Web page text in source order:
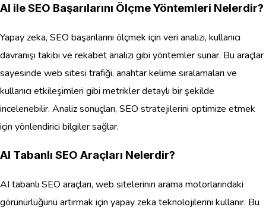
AI ile SEO Başarılarını Ölçme Yöntemleri Nelerdir?
Yapay zeka, SEO başarılarını ölçmek için veri analizi, kullanıcı
davranışı takibi ve rekabet analizi gibi yöntemler sunar. Bu araçlar
sayesinde web sitesi trafiği, anahtar kelime sıralamaları ve
kullanıcı etkileşimleri gibi metrikler detaylı bir şekilde
incelenebilir. Analiz sonuçları, SEO stratejilerini optimize etmek
için yönlendirici bilgiler sağlar.
AI Tabanlı SEO Araçları Nelerdir?
AI tabanlı SEO araçları, web sitelerinin arama motorlarındaki
görünürlüğünü artırmak için yapay zeka teknolojilerini kullanır. Bu